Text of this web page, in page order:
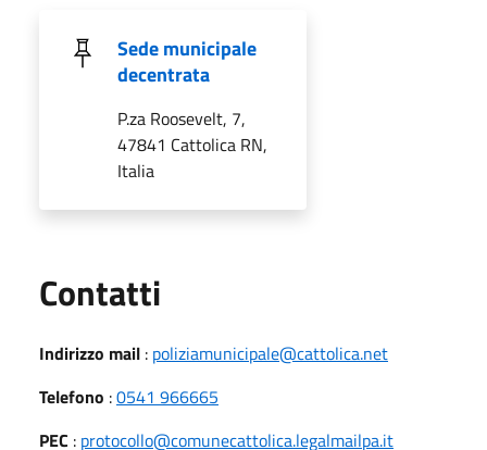
Sede municipale
decentrata
P.za Roosevelt, 7,
47841 Cattolica RN,
Italia
Contatti
Indirizzo mail : poliziamunicipale@cattolica.net
Telefono :0541 966665
PEC : protocollo@comunecattolica.legalmailpa.it